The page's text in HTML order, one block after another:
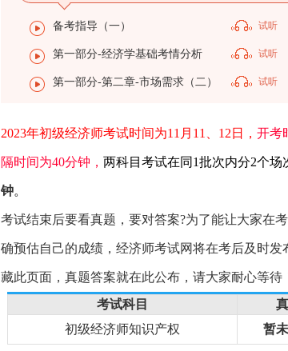
备考指导（一） 试听
第一部分-经济学基础考情分析 试听
第一部分-第二章-市场需求（二） 试听
2023年初级经济师考试时间为11月11、12日 ， 开考
隔时间为40分钟， 两科目考试在同1批次内分2个
钟。
考试结束后要看真题，要对答案?为了能让大家在
确预估自己的成绩，经济师考试网将在考后及时发
藏此页面，真题答案就在此公布，请大家耐心等待
考试科目
初级经济师知识产权
暂